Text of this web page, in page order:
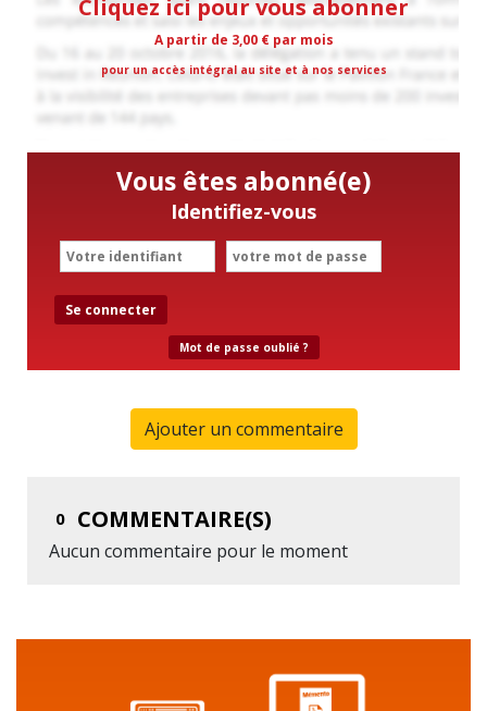
Cliquez ici pour vous abonner
A partir de 3,00 € par mois
pour un accès intégral au site et à nos services
Vous êtes abonné(e)
Identifiez-vous
Se connecter
Mot de passe oublié ?
Ajouter un commentaire
0 COMMENTAIRE(S)
Aucun commentaire pour le moment